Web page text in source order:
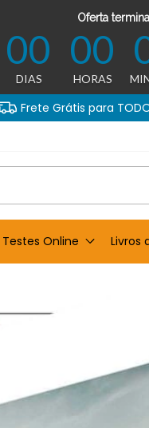
Oferta
00
DIAS
00
HORAS
Frete Grátis para
Testes Online Livros